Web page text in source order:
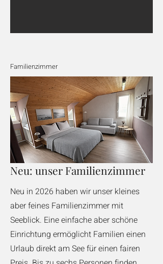
Familienzimmer
Neu: unser Familienzimmer
Neu in 2026 haben wir unser kleines
aber feines Familienzimmer mit
Seeblick. Eine einfache aber schöne
Einrichtung ermöglicht Familien einen
Urlaub direkt am See für einen fairen